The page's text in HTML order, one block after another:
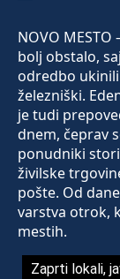
NOVO MESTO
bolj obstalo,
odredbo
železniški.
je tudi
dnem, čeprav
ponudniki
živilske
pošte. Od
varstva otrok,
mestih.
Zaprti lokali,